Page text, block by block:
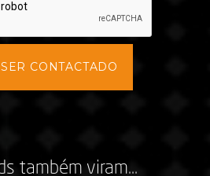
também viram...